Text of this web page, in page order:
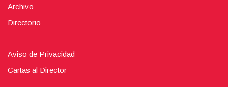
Archivo
Directorio
Aviso de Privacidad
Cartas al Director